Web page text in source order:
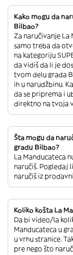
Kako mogu da
Bilbao?
Za naručivanje La
samo treba da
na kategoriju
da vidiš da li je
tvom delu grada
ih u narudžbinu.
da se priprema i
direktno na tvoja
Šta mogu da
gradu Bilbao?
La Manducateca
naručiš. Pogledaj
naručiš iz
Koliko košta La
Da bi video/la
Manducateca u
u vrhu stranice.
pre nego što